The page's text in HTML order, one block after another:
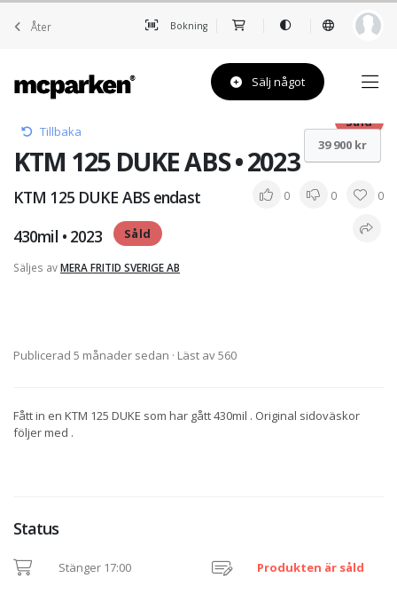
Åter Bokning
Sälj något
Tillbaka
KTM 125 DUKE ABS • 2023
Såld
KTM 125 DUKE ABS endast
430mil • 2023
Såld
0 0 0
Säljes avMERA FRITID SVERIGE AB
39 900 kr
Publicerad 5 månader sedan · Läst av 560
Fått in en KTM 125 DUKE som har gått 430mil . Original sidoväskor
följer med .
Status
Stänger 17:00 Produkten är såld